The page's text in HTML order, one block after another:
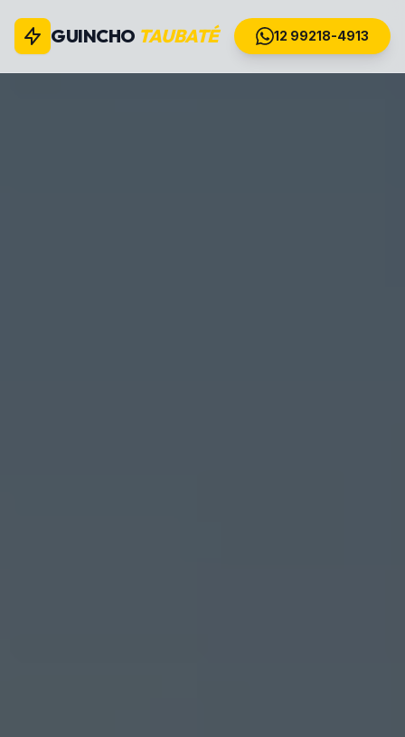
GUINCHO TAUBATÉ 12 99218-4913